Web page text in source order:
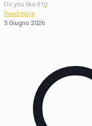
Do you like it?0
Read more
5 Giugno 2026